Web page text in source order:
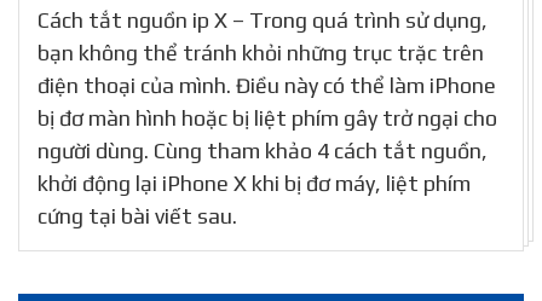
Cách tắt nguồn ip X – Trong quá trình sử dụng,
bạn không thể tránh khỏi những trục trặc trên
điện thoại của mình. Điều này có thể làm iPhone
bị đơ màn hình hoặc bị liệt phím gây trở ngại cho
người dùng. Cùng tham khảo 4 cách tắt nguồn,
khởi động lại iPhone X khi bị đơ máy, liệt phím
cứng tại bài viết sau.